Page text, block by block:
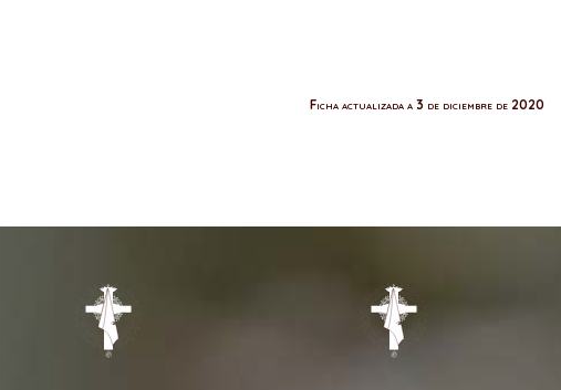
Ficha actualizada a 3 de diciembre de 2020